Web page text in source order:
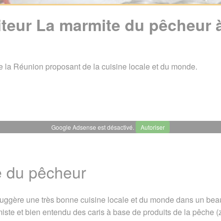
La marmite du pêcheur
Réunion proposant de la cuisine locale et du monde.
pêcheur Contact / Réservation
Dernière mise à jour le 18 janvier 2023
Tourisme/Restaurants, pubs, discothèques, .../
Google Adsense est désactivé. Autoriser
pêcheur
une très bonne cuisine locale et du monde dans un
et bien entendu des caris à base de produits de la pêche